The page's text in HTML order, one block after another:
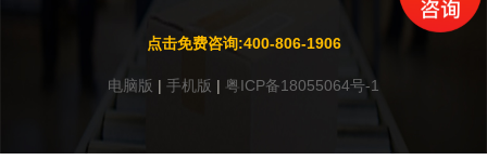
点击免费咨询:400-806-1906
电脑版 | 手机版 | 粤ICP备18055064号-1